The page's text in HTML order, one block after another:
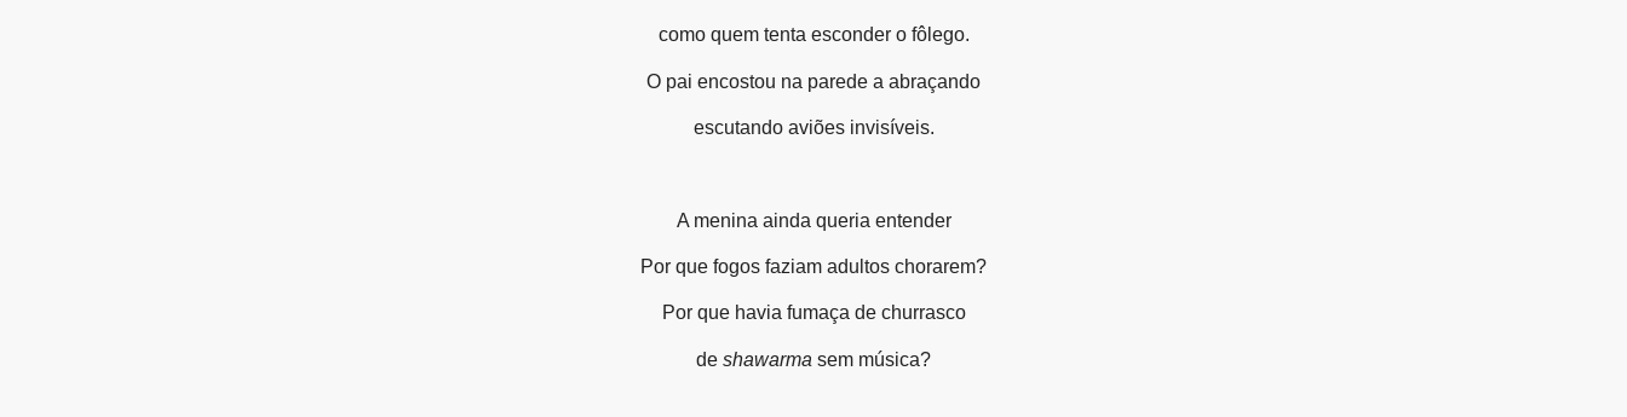
como quem tenta esconder o fôlego.
O pai encostou na parede a abraçando
escutando aviões invisíveis.
A menina ainda queria entender
Por que fogos faziam adultos chorarem?
Por que havia fumaça de churrasco
de shawarma sem música?